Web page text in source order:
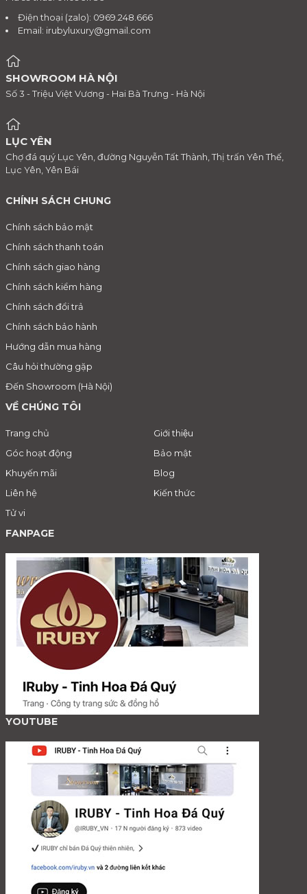
Điện thoại (zalo): 0969.248.666
Email: irubyluxury@gmail.com
SHOWROOM HÀ NỘI
Số 3 - Triệu Việt Vương - Hai Bà Trưng - Hà Nội
LỤC YÊN
Chợ đá quý Lục Yên, đường Nguyễn Tất Thành, Thị trấn Yên Thế,
Lục Yên, Yên Bái
CHÍNH SÁCH CHUNG
Chính sách bảo mật
Chính sách thanh toán
Chính sách giao hàng
Chính sách kiểm hàng
Chính sách đổi trả
Chính sách bảo hành
Hướng dẫn mua hàng
Câu hỏi thường gặp
Đến Showroom (Hà Nội)
VỀ CHÚNG TÔI
Trang chủ
Giới thiệu
Góc hoạt động
Bảo mật
Khuyến mãi
Blog
Liên hệ
Kiến thức
Tử vi
FANPAGE
YOUTUBE